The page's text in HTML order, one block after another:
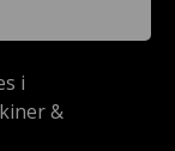
i
&